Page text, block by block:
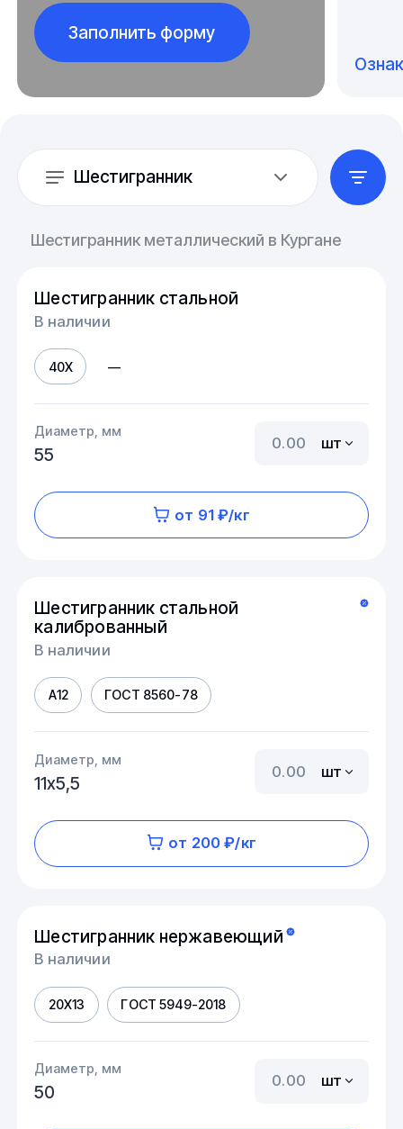
Заполнить форму
Шестигранник
Шестигранник металлический в Кургане
Шестигранник стальной
В наличии
40Х —
Диаметр, мм
55
шт
от 91 ₽/кг
Шестигранник стальной
калиброванный
В наличии
А12 ГОСТ 8560-78
Диаметр, мм
11х5,5
шт
от 200 ₽/кг
Шестигранник нержавеющий
В наличии
20Х13 ГОСТ 5949-2018
Диаметр, мм
50
шт